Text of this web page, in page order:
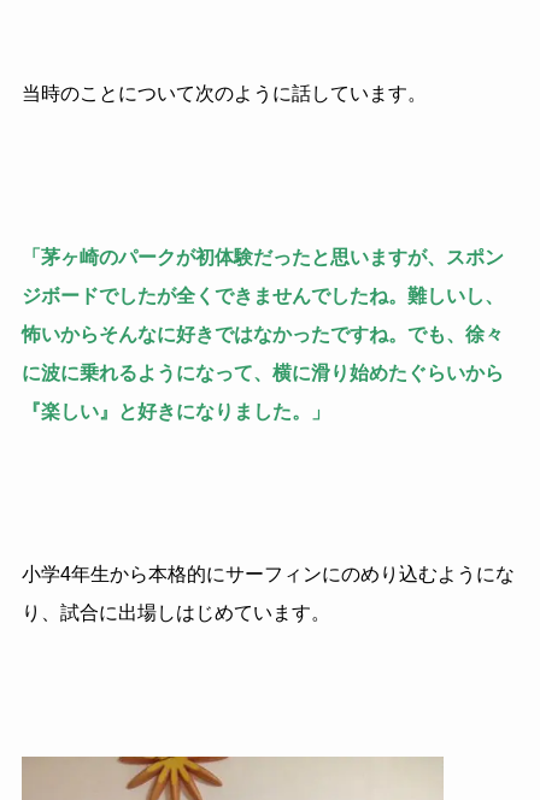
当時のことについて次のように話しています。
「茅ヶ崎のパークが初体験だったと思いますが、スポン
ジボードでしたが全くできませんでしたね。難しいし、
怖いからそんなに好きではなかったですね。でも、徐々
に波に乗れるようになって、横に滑り始めたぐらいから
『楽しい』と好きになりました。」
小学4年生から本格的にサーフィンにのめり込むようにな
り、試合に出場しはじめています。